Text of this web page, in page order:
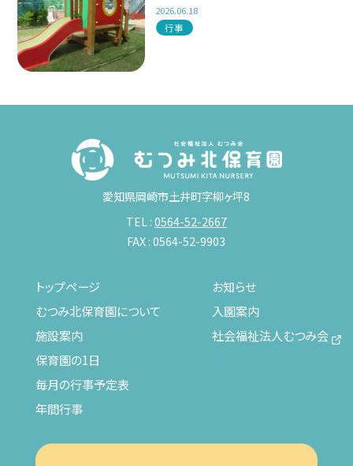
2026.06.18
行事
愛知県岡崎市土井町字柳ヶ坪8
TEL :0564-52-2667
FAX : 0564-52-9903
トップページ
むつみ北保育園について
施設案内
保育園の1日
毎月の行事予定表
年間行事
お知らせ
入園案内
社会福祉法人むつみ会